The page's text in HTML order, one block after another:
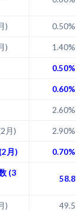
) 0.50%
) 1.40%
0.50%
0.60%
2.60%
月) 2.90%
月) 0.70%
(3
58.8
) 49.5